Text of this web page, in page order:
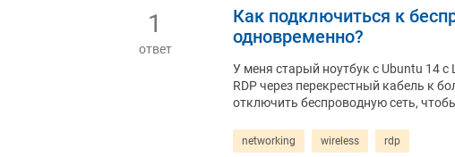
1
ответ
Как подключиться к
одновременно?
У меня старый ноутбук с Ubuntu 14
RDP через перекрестный кабель к
отключить беспроводную сеть,
networking wireless rdp